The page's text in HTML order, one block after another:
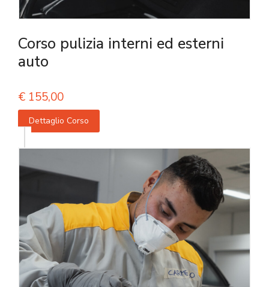
Corso pulizia interni ed esterni
auto
€ 155,00
Dettaglio Corso